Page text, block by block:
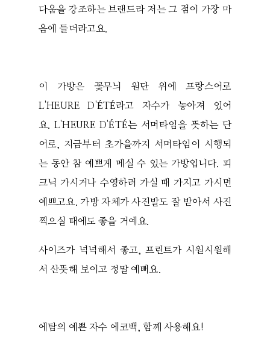
다움을 강조하는 브랜드라 저는 그 점이 가장 마
음에 들더라고요.
이 가방은 꽃무늬 원단 위에 프랑스어로
L'HEURE D'ÉTÉ라고 자수가 놓아져 있어
요. L'HEURE D'ÉTÉ는 서머타임을 뜻하는 단
어로, 지금부터 초가을까지 서머타임이 시행되
는 동안 참 예쁘게 메실 수 있는 가방입니다. 피
크닉 가시거나 수영하러 가실 때 가지고 가시면
예쁘고요. 가방 자체가 사진발도 잘 받아서 사진
찍으실 때에도 좋을 거예요.
사이즈가 넉넉해서 좋고, 프린트가 시원시원해
서 산뜻해 보이고 정말 예뻐요.
에탐의 예쁜 자수 에코백, 함께 사용해요!